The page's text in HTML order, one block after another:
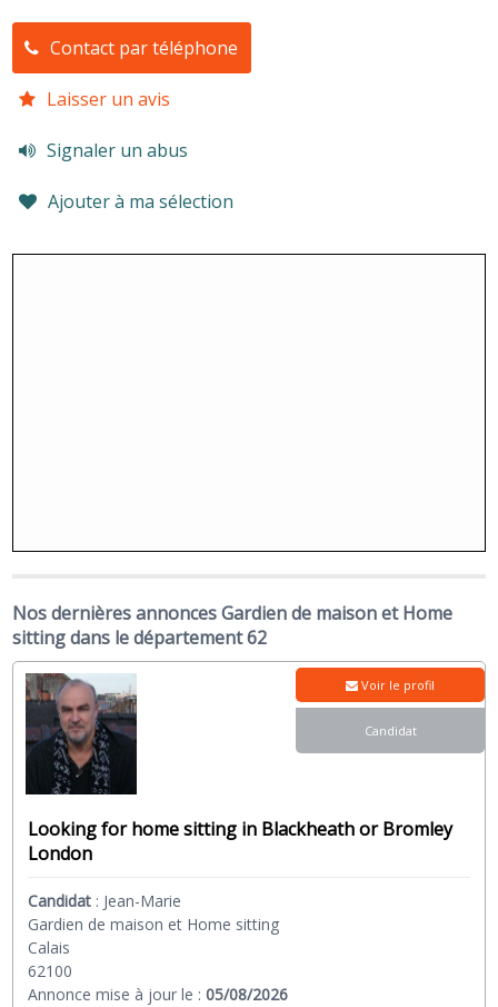
Contact par téléphone
Laisser un avis
Signaler un abus
Ajouter à ma sélection
Nos dernières annonces Gardien de maison et Home
sitting dans le département 62
Looking for home sitting in Blackheath or Bromley
London
Candidat : Jean-Marie
Gardien de maison et Home sitting
Calais
62100
Annonce mise à jour le :05/08/2026
Voir le profil
Candidat